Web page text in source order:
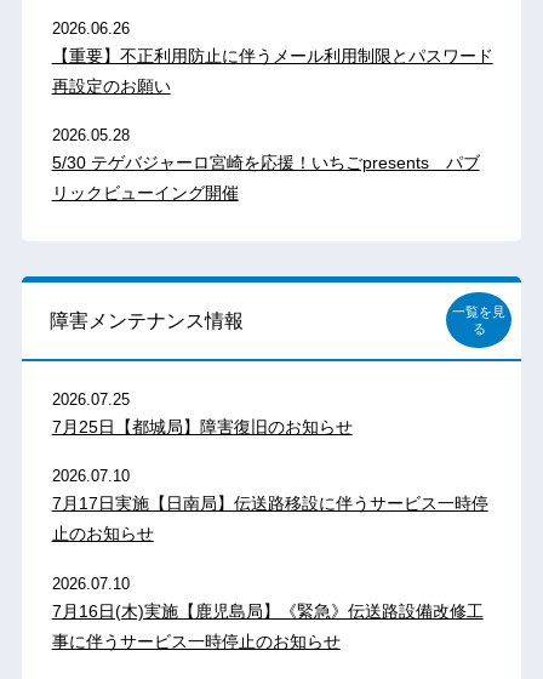
2026.06.26
【重要】不正利用防止に伴うメール利用制限とパスワード
再設定のお願い
2026.05.28
5/30 テゲバジャーロ宮崎を応援！いちごpresents パブ
リックビューイング開催
障害メンテナンス情報
一覧を見
る
2026.07.25
7月25日【都城局】障害復旧のお知らせ
2026.07.10
7月17日実施【日南局】伝送路移設に伴うサービス一時停
止のお知らせ
2026.07.10
7月16日(木)実施【鹿児島局】《緊急》伝送路設備改修工
事に伴うサービス一時停止のお知らせ